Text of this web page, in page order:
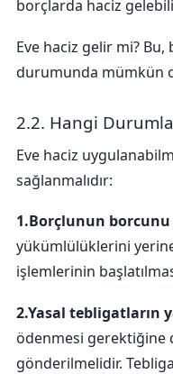
borçlarda haciz
Eve haciz gelir mi?
durumunda mümkün
2.2. Hangi
Eve haciz
sağlanmalıdır:
1.Borçlunun borcunu
yükümlülüklerini
işlemlerinin
2.Yasal tebligatların
ödenmesi
gönderilmelidir.